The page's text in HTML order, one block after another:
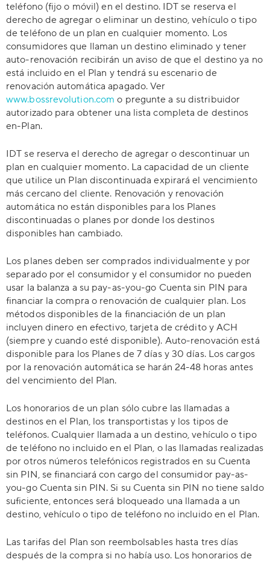
teléfono (fijo o móvil) en el destino. IDT se reserva el
derecho de agregar o eliminar un destino, vehículo o tipo
de teléfono de un plan en cualquier momento. Los
consumidores que llaman un destino eliminado y tener
auto-renovación recibirán un aviso de que el destino ya no
está incluido en el Plan y tendrá su escenario de
renovación automática apagado. Ver
www.bossrevolution.com o pregunte a su distribuidor
autorizado para obtener una lista completa de destinos
en-Plan.
IDT se reserva el derecho de agregar o descontinuar un
plan en cualquier momento. La capacidad de un cliente
que utilice un Plan discontinuada expirará el vencimiento
más cercano del cliente. Renovación y renovación
automática no están disponibles para los Planes
discontinuadas o planes por donde los destinos
disponibles han cambiado.
Los planes deben ser comprados individualmente y por
separado por el consumidor y el consumidor no pueden
usar la balanza a su pay-as-you-go Cuenta sin PIN para
financiar la compra o renovación de cualquier plan. Los
métodos disponibles de la financiación de un plan
incluyen dinero en efectivo, tarjeta de crédito y ACH
(siempre y cuando esté disponible). Auto-renovación está
disponible para los Planes de 7 días y 30 días. Los cargos
por la renovación automática se harán 24-48 horas antes
del vencimiento del Plan.
Los honorarios de un plan sólo cubre las llamadas a
destinos en el Plan, los transportistas y los tipos de
teléfonos. Cualquier llamada a un destino, vehículo o tipo
de teléfono no incluido en el Plan, o las llamadas realizadas
por otros números telefónicos registrados en su Cuenta
sin PIN, se financiará con cargo del consumidor pay-as-
you-go Cuenta sin PIN. Si su Cuenta sin PIN no tiene saldo
suficiente, entonces será bloqueado una llamada a un
destino, vehículo o tipo de teléfono no incluido en el Plan.
Las tarifas del Plan son reembolsables hasta tres días
después de la compra si no había uso. Los honorarios de